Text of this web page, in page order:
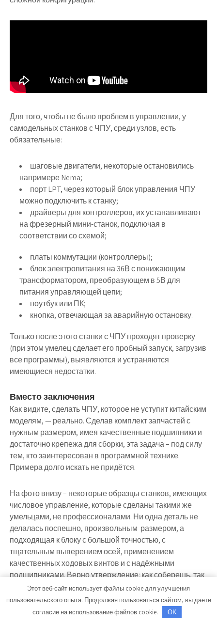
Для того, чтобы не было проблем в управлении, у
самодельных станков с ЧПУ, среди узлов, есть
обязательные:
шаговые двигатели, некоторые остановились
напримере Nema;
порт LPT, через который блок управления ЧПУ
можно подключить к станку;
драйверы для контроллеров, их устанавливают
на фрезерный мини-станок, подключая в
соответствии со схемой;
платы коммутации (контроллеры);
блок электропитания на 36В с понижающим
трансформатором, преобразующем в 5В для
питания управляющей цепи;
ноутбук или ПК;
кнопка, отвечающая за аварийную остановку.
Только после этого станки с ЧПУ проходят проверку
(при этом умелец сделает его пробный запуск, загрузив
все программы), выявляются и устраняются
имеющиеся недостатки.
Вместо заключения
Как видите, сделать ЧПУ, которое не уступит китайским
моделям, — реально. Сделав комплект запчастей с
нужным размером, имея качественные подшипники и
достаточно крепежа для сборки, эта задача – под силу
тем, кто заинтересован в программной технике.
Примера долго искать не придётся.
На фото внизу – некоторые образцы станков, имеющих
числовое управление, которые сделаны такими же
умельцами, не профессионалами. Ни одна деталь не
делалась поспешно, произвольным размером, а
подходящая к блоку с большой точностью, с
тщательным выверением осей, применением
качественных ходовых винтов и с надёжными
подшипниками. Верно утверждение: как соберешь, так
и работать будешь.
На ЧПУ выполняется обработка дюралевой заготовки.
Этот веб-сайт использует файлы cookie для улучшения
пользовательского опыта. Продолжая пользоваться сайтом, вы даете
согласие на использование файлов cookie.
OK